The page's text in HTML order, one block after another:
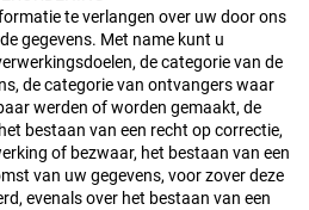
te verlangen over uw door ons
gegevens. Met name kunt u
de categorie van de
de categorie van ontvangers waar
werden of worden gemaakt, de
bestaan van een recht op correctie,
of bezwaar, het bestaan van een
van uw gegevens, voor zover deze
evenals over het bestaan van een